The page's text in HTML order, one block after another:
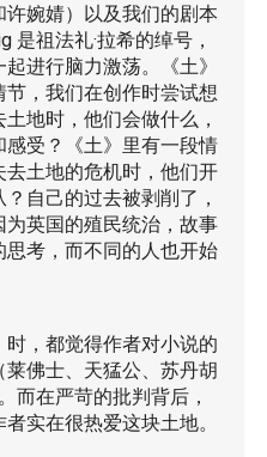
婉婧）以及我们的剧本
是祖法礼·拉希的绰号，
进行脑力激荡。《土》
，我们在创作时尝试想
地时，他们会做什么，
受？《土》里有一段情
土地的危机时，他们开
自己的过去被剥削了，
英国的殖民统治，故事
考，而不同的人也开始
，都觉得作者对小说的
佛士、天猛公、苏丹胡
而在严苛的批判背后，
实在很热爱这块土地。